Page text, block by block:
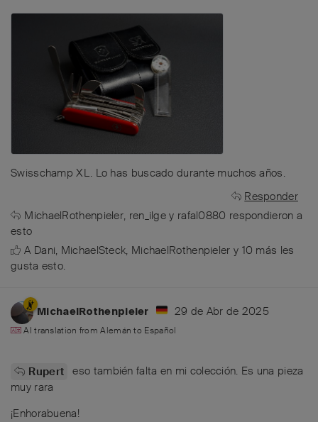
Swisschamp XL. Lo has buscado durante muchos años.
Responder
MichaelRothenpieler, ren_ilge y rafal0880 respondieron a
esto
A Dani, MichaelSteck, MichaelRothenpieler y 10 más les
gusta esto.
MichaelRothenpieler 29 de Abr de 2025
AI translation fromAlemán to Español
Rupert eso también falta en mi colección. Es una pieza
muy rara
¡Enhorabuena!